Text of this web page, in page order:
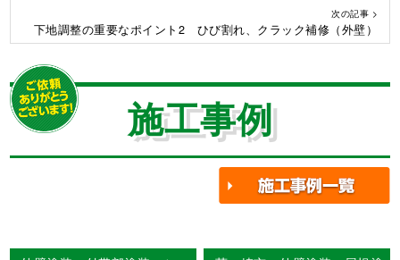
次の記事 >
下地調整の重要なポイント2 ひび割れ、クラック補修（外壁）
施工事例